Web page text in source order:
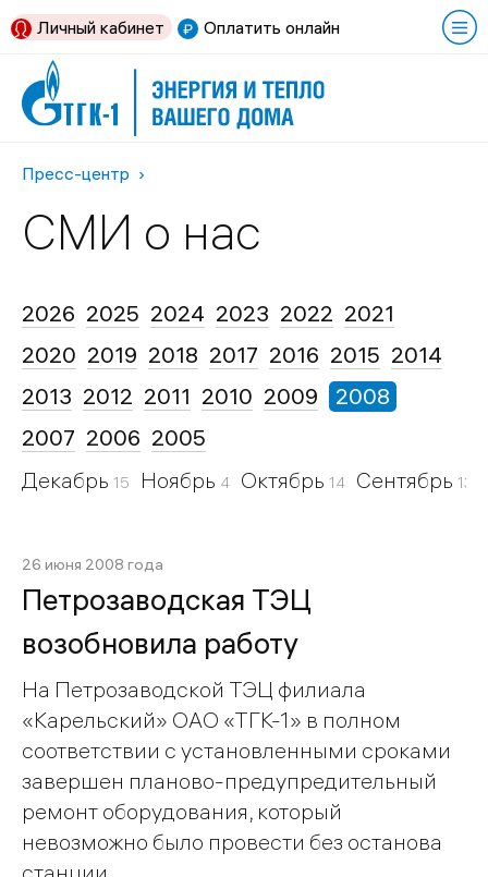
Оплатить онлайн
Личный кабинет
Пресс-центр
СМИ о нас
2026 2025 2024 2023 2022 2021
2020 2019 2018 2017 2016 2015 2014
2013 2012 2011 2010 2009 2008
Декабрь 15 Ноябрь 4 Октябрь 14 Сентябрь 13
2007 2006 2005
26 июня 2008 года
Петрозаводская ТЭЦ
возобновила работу
На Петрозаводской ТЭЦ филиала
«Карельский» ОАО «ТГК-1» в полном
соответствии с установленными сроками
завершен планово-предупредительный
ремонт оборудования, который
невозможно было провести без останова